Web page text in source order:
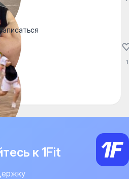
1
к 1Fit